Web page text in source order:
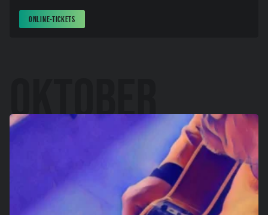
ONLINE-TICKETS